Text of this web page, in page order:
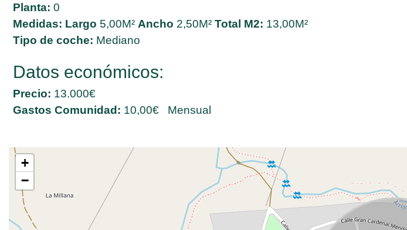
Planta: 0
Medidas: Largo 5,00M² Ancho 2,50M² Total M2: 13,00M²
Tipo de coche: Mediano
Datos económicos:
Precio: 13.000€
Gastos Comunidad: 10,00€ Mensual
+
−